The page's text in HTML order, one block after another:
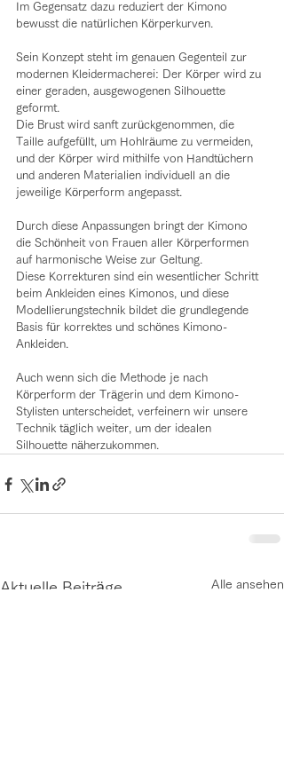
Im Gegensatz dazu reduziert der Kimono
bewusst die natürlichen Körperkurven.
Sein Konzept steht im genauen Gegenteil zur
modernen Kleidermacherei: Der Körper wird zu
einer geraden, ausgewogenen Silhouette
geformt.
Die Brust wird sanft zurückgenommen, die
Taille aufgefüllt, um Hohlräume zu vermeiden,
und der Körper wird mithilfe von Handtüchern
und anderen Materialien individuell an die
jeweilige Körperform angepasst.
Durch diese Anpassungen bringt der Kimono
die Schönheit von Frauen aller Körperformen
auf harmonische Weise zur Geltung.
Diese Korrekturen sind ein wesentlicher Schritt
beim Ankleiden eines Kimonos, und diese
Modellierungstechnik bildet die grundlegende
Basis für korrektes und schönes Kimono-
Ankleiden.
Auch wenn sich die Methode je nach
Körperform der Trägerin und dem Kimono-
Stylisten unterscheidet, verfeinern wir unsere
Technik täglich weiter, um der idealen
Silhouette näherzukommen.
Aktuelle Beiträge Alle ansehen